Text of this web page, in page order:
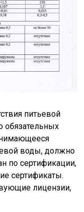
питьевой
обязательных
воды, должно
по сертификации,
сертификаты.
лицензии,